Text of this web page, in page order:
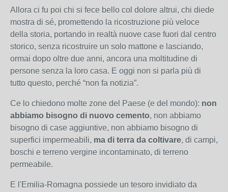
Allora ci fu poi chi si fece bello col dolore altrui, chi diede
mostra di sé, promettendo la ricostruzione più veloce
della storia, portando in realtà nuove case fuori dal centro
storico, senza ricostruire un solo mattone e lasciando,
ormai dopo oltre due anni, ancora una moltitudine di
persone senza la loro casa. E oggi non si parla più di
tutto questo, perché “non fa notizia”.
Ce lo chiedono molte zone del Paese (e del mondo): non
abbiamo bisogno di nuovo cemento, non abbiamo
bisogno di case aggiuntive, non abbiamo bisogno di
superfici impermeabili, ma di terra da coltivare, di campi,
boschi e terreno vergine incontaminato, di terreno
permeabile.
E l'Emilia-Romagna possiede un tesoro invidiato da